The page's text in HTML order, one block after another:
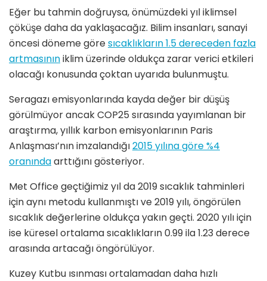
Eğer bu tahmin doğruysa, önümüzdeki yıl iklimsel
çöküşe daha da yaklaşacağız. Bilim insanları, sanayi
öncesi döneme göresıcaklıkların 1.5 dereceden fazla
artmasınıniklim üzerinde oldukça zarar verici etkileri
olacağı konusunda çoktan uyarıda bulunmuştu.
Seragazı emisyonlarında kayda değer bir düşüş
görülmüyor ancak COP25 sırasında yayımlanan bir
araştırma, yıllık karbon emisyonlarının Paris
Anlaşması’nın imzalandığı2015 yılına göre %4
oranındaarttığını gösteriyor.
Met Office geçtiğimiz yıl da 2019 sıcaklık tahminleri
için aynı metodu kullanmıştı ve 2019 yılı, öngörülen
sıcaklık değerlerine oldukça yakın geçti. 2020 yılı için
ise küresel ortalama sıcaklıkların 0.99 ila 1.23 derece
arasında artacağı öngörülüyor.
Kuzey Kutbu ısınması ortalamadan daha hızlı